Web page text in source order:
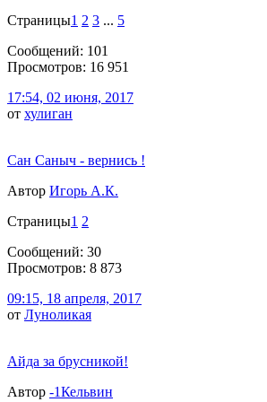
Страницы1 2 3 ... 5
Сообщений: 101
Просмотров: 16 951
17:54, 02 июня, 2017
от хулиган
Сан Саныч - вернись !
Автор Игорь А.К.
Страницы1 2
Сообщений: 30
Просмотров: 8 873
09:15, 18 апреля, 2017
от Луноликая
Айда за брусникой!
Автор -1Кельвин